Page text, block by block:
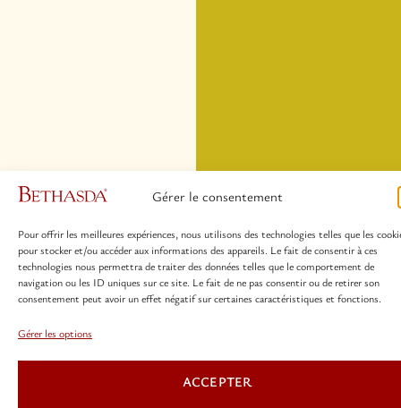
Gérer le consentement
Pour offrir les meilleures expériences, nous utilisons des technologies telles que les
pour stocker et/ou accéder aux informations des appareils. Le fait de consentir à ces
technologies nous permettra de traiter des données telles que le comportement de
navigation ou les ID uniques sur ce site. Le fait de ne pas consentir ou de retirer son
consentement peut avoir un effet négatif sur certaines caractéristiques et fonctions.
Gérer les options
ACCEPTER